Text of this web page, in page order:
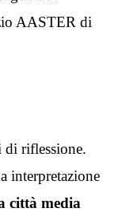
AASTER di
riflessione.
interpretazione
città media